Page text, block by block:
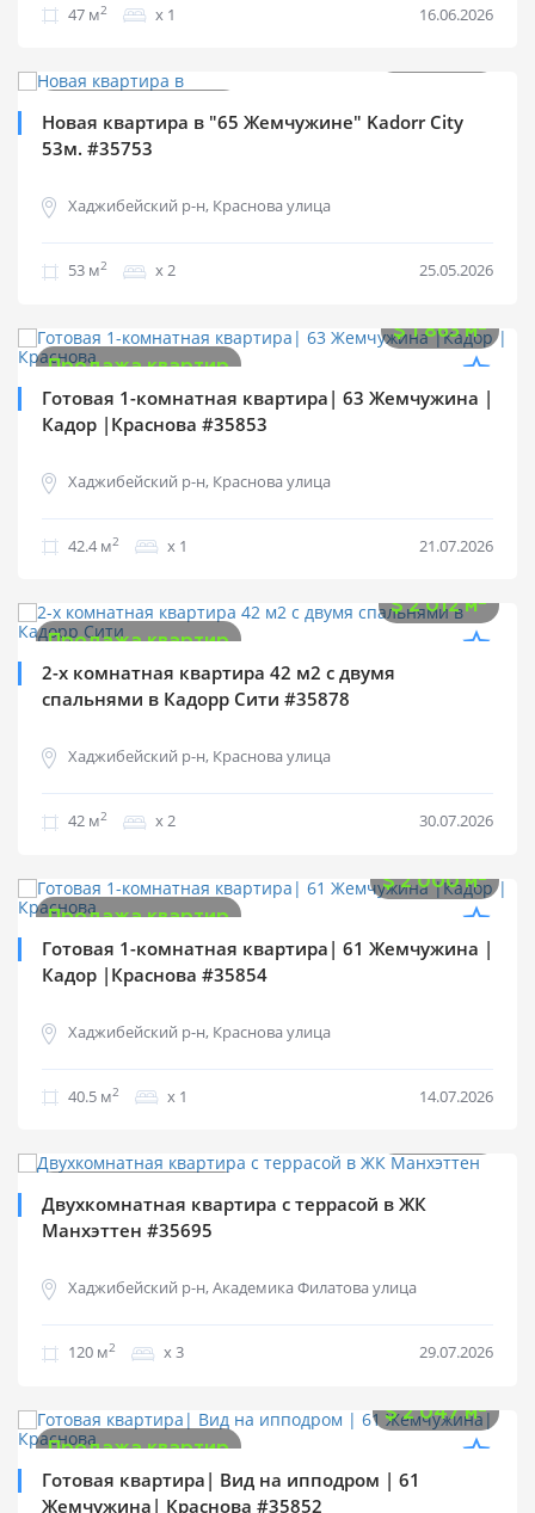
47 м2 х 1 16.06.2026
Новая квартира в "65 Жемчужине" Kadorr City
53м. #35753
Хаджибейский р-н, Краснова улица
53 м2 х 2 25.05.2026
$1 863 м2
Продажа квартир
Готовая 1-комнатная квартира| 63 Жемчужина |
Кадор |Краснова #35853
Хаджибейский р-н, Краснова улица
42.4 м2 х 1 21.07.2026
$2 012 м2
Продажа квартир
2-х комнатная квартира 42 м2 с двумя
спальнями в Кадорр Сити #35878
Хаджибейский р-н, Краснова улица
42 м2 х 2 30.07.2026
$2 000 м2
Продажа квартир
Готовая 1-комнатная квартира| 61 Жемчужина |
Кадор |Краснова #35854
Хаджибейский р-н, Краснова улица
40.5 м2 х 1 14.07.2026
Двухкомнатная квартира с террасой в ЖК
Манхэттен #35695
Хаджибейский р-н, Академика Филатова улица
120 м2 х 3 29.07.2026
$2 047 м2
Продажа квартир
Готовая квартира| Вид на ипподром | 61
Жемчужина| Краснова #35852